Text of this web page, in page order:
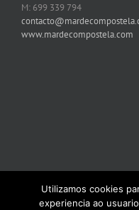
M: 699 339 794
www.mardecompostela.com
Utilizamos cookies
experiencia ao